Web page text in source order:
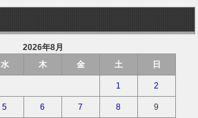
2026年8月
水 木 金 土 日
1 2
5 6 7 8 9